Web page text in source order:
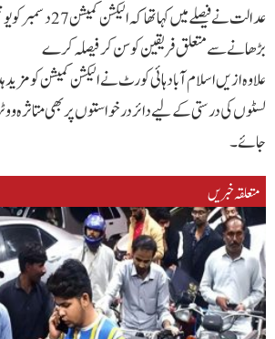
عدالت نے فیصلے میں کہا
بڑھانے سے متعلق فریقین کو سن کر فیصلہ کرے
علاوہ ازیں اسلام آباد ہائی کورٹ نے الیکشن کمیشن کو
جائے۔
متعلقہ خبریں